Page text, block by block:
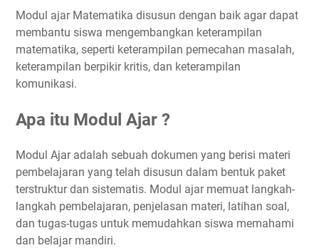
Modul ajar Matematika disusun dengan baik agar dapat
membantu siswa mengembangkan keterampilan
matematika, seperti keterampilan pemecahan masalah,
keterampilan berpikir kritis, dan keterampilan
komunikasi.
Apa itu Modul Ajar ?
Modul Ajar adalah sebuah dokumen yang berisi materi
pembelajaran yang telah disusun dalam bentuk paket
terstruktur dan sistematis. Modul ajar memuat langkah-
langkah pembelajaran, penjelasan materi, latihan soal,
dan tugas-tugas untuk memudahkan siswa memahami
dan belajar mandiri.